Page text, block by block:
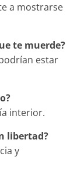
a mostrarse
te muerde?
estar
interior.
libertad?
y